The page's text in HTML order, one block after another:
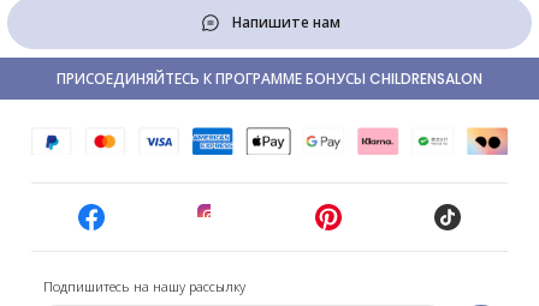
Напишите нам
Подпишитесь на нашу рассылку
ПРИСОЕДИНЯЙТЕСЬ К ПРОГРАММЕ БОНУСЫ CHILDRENSALON